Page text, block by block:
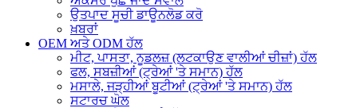
ਉਤਪਾਦ ਸੂਚੀ ਡਾਊਨਲੋਡ ਕਰੋ
ਖ਼ਬਰਾਂ
OEM ਅਤੇ ODM ਹੱਲ
ਮੀਟ, ਪਾਸਤਾ, ਨੂਡਲਜ਼ (ਲਟਕਾਉਣ ਵਾਲੀਆਂ ਚੀਜ਼ਾਂ) ਹੱਲ
ਫਲ, ਸਬਜ਼ੀਆਂ (ਟ੍ਰੇਆਂ 'ਤੇ ਸਮਾਨ) ਹੱਲ
ਮਸਾਲੇ, ਜੜ੍ਹੀਆਂ ਬੂਟੀਆਂ (ਟ੍ਰੇਆਂ 'ਤੇ ਸਮਾਨ) ਹੱਲ
ਸਟਾਰਚ ਘੋਲ